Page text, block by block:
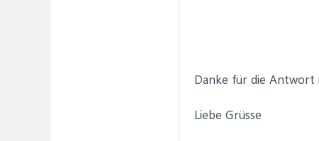
Danke für die Antwort
Liebe Grüsse